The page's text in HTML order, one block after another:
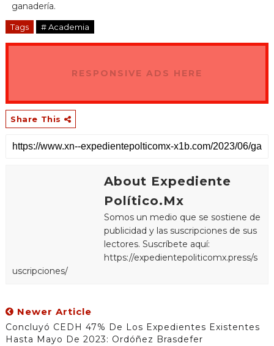
ganadería.
Tags # Academia
RESPONSIVE ADS HERE
Share This
About Expediente
Político.Mx
Somos un medio que se sostiene de
publicidad y las suscripciones de sus
lectores. Suscríbete aquí:
https://expedientepoliticomx.press/s
uscripciones/
Newer Article
Concluyó CEDH 47% De Los Expedientes Existentes
Hasta Mayo De 2023: Ordóñez Brasdefer